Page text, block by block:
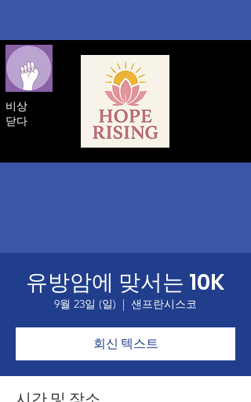
비상
닫다
유방암에 맞서는 10K
9월 23일 (일)
  |
샌프란시스코
회신 텍스트